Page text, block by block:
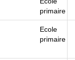
primaire
Ecole
primaire